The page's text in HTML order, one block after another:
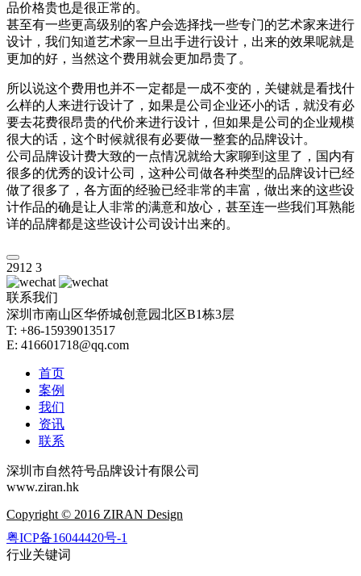
品价格贵也是很正常的。
甚至有一些更高级别的客户会选择找一些专门的艺术家来进行
设计，我们知道艺术家一旦出手进行设计，出来的效果呢就是
更加的好，当然这个费用就会更加昂贵了。
所以说这个费用也并不一定都是一成不变的，关键就是看找什
么样的人来进行设计了，如果是公司企业还小的话，就没有必
要去花费很昂贵的代价来进行设计，但如果是公司的企业规模
很大的话，这个时候就很有必要做一整套的品牌设计。
公司品牌设计费大致的一点情况就给大家聊到这里了，国内有
很多的优秀的设计公司，这种公司做各种类型的品牌设计已经
做了很多了，各方面的经验已经非常的丰富，做出来的这些设
计作品的确是让人非常的满意和放心，甚至连一些我们耳熟能
详的品牌都是这些设计公司设计出来的。
2912 3
联系我们
深圳市南山区华侨城创意园北区B1栋3层
T: +86-15939013517
E: 416601718@qq.com
首页
案例
我们
资讯
联系
深圳市自然符号品牌设计有限公司
www.ziran.hk
Copyright © 2016 ZIRAN Design
粤ICP备16044420号-1
行业关键词